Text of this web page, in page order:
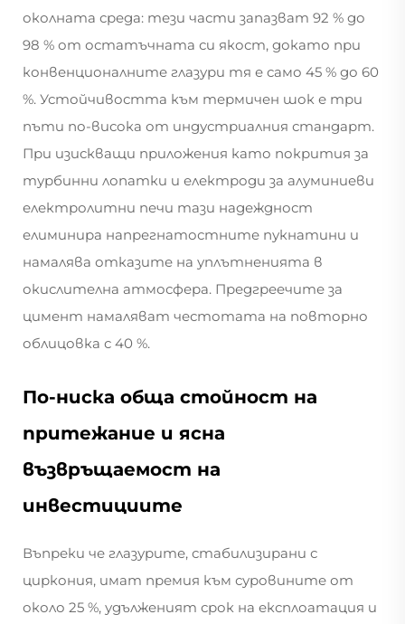
околната среда: тези части запазват 92 % до
98 % от остатъчната си якост, докато при
конвенционалните глазури тя е само 45 % до 60
%. Устойчивостта към термичен шок е три
пъти по-висока от индустриалния стандарт.
При изискващи приложения като покрития за
турбинни лопатки и електроди за алуминиеви
електролитни печи тази надеждност
елиминира напрегнатостните пукнатини и
намалява отказите на уплътненията в
окислителна атмосфера. Предгреечите за
цимент намаляват честотата на повторно
облицовка с 40 %.
По-ниска обща стойност на
притежание и ясна
възвръщаемост на
инвестициите
Въпреки че глазурите, стабилизирани с
циркония, имат премия към суровините от
около 25 %, удълженият срок на експлоатация и